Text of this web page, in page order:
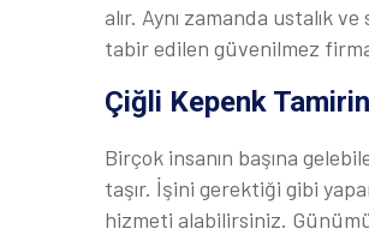
alır. Aynı zamanda ustalık
tabir edilen güvenilmez
Çiğli Kepenk
Birçok insanın başına
taşır. İşini gerektiği gibi
hizmeti alabilirsiniz.